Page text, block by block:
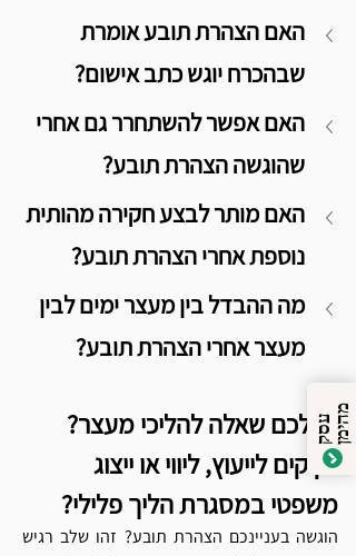
האם הצהרת תובע אומרת
שבהכרח יוגש כתב אישום?
האם אפשר להשתחרר גם אחרי
שהוגשה הצהרת תובע?
האם מותר לבצע חקירה מהותית
נוספת אחרי הצהרת תובע?
מה ההבדל בין מעצר ימים לבין
מעצר אחרי הצהרת תובע?
יש לכם שאלה להליכי מעצר?
זקוקים לייעוץ, ליווי או ייצוג
משפטי במסגרת הליך פלילי?
ע
ס
ק מ ה
י
מ ן